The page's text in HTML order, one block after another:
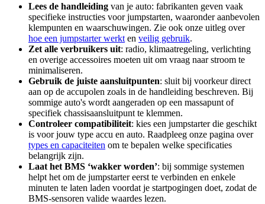
Lees de handleiding van je auto: fabrikanten geven vaak
specifieke instructies voor jumpstarten, waaronder aanbevolen
klempunten en waarschuwingen. Zie ook onze uitleg over
hoe een jumpstarter werkt en veilig gebruik.
Zet alle verbruikers uit: radio, klimaat­regeling, verlichting
en overige accessoires moeten uit om vraag naar stroom te
minimaliseren.
Gebruik de juiste aansluitpunten: sluit bij voorkeur direct
aan op de accupolen zoals in de handleiding beschreven. Bij
sommige auto's wordt aangeraden op een massapunt of
specifiek chassis­aansluitpunt te klemmen.
Controleer compatibiliteit: kies een jumpstarter die geschikt
is voor jouw type accu en auto. Raadpleeg onze pagina over
types en capaciteiten om te bepalen welke specificaties
belangrijk zijn.
Laat het BMS ‘wakker worden’: bij sommige systemen
helpt het om de jumpstarter eerst te verbinden en enkele
minuten te laten laden voordat je startpogingen doet, zodat de
BMS-sensoren valide waardes lezen.